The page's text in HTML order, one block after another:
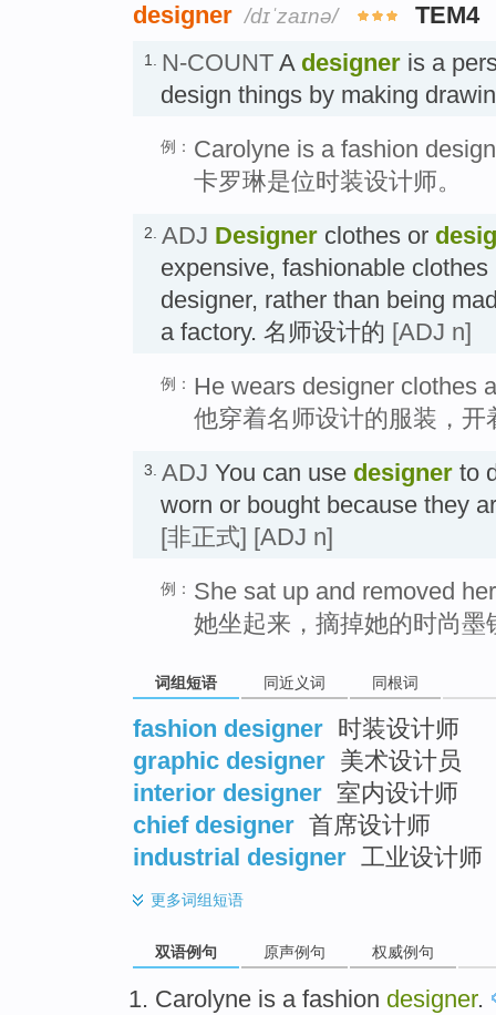
designer /dɪˈzaɪnə/ TEM4
1. N-COUNT A designer is a
design things by making
例： Carolyne is a fashion
卡罗琳是位时装设计师。
2. ADJ Designer clothes or
expensive, fashionable
designer, rather than being
a factory. 名师设计的 [ADJ n]
例： He wears designer clothes
他穿着名师设计的服装，开
3. ADJ You can use designer to
worn or bought because they
[非正式] [ADJ n]
例： She sat up and removed
她坐起来，摘掉她的时尚墨
词组短语 同近义词 同根词
fashion designer 时装设计师
graphic designer 美术设计员
interior designer 室内设计师
chief designer 首席设计师
industrial designer 工业设计师
更多词组短语
双语例句 原声例句 权威例句
Carolyne is a fashion designer.